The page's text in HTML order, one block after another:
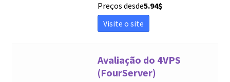
Preços desde5.94$
Visite o site
Avaliação do 4VPS
(FourServer)